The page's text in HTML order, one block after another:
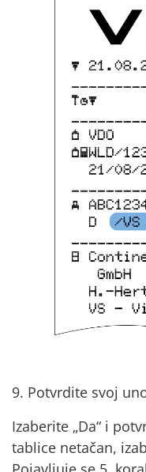
9. Potvrdite svoj
Izaberite „Da“ i
tablice netačan,